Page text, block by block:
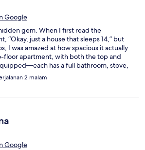
Google
gem. When I first read the
“Okay, just a house that sleeps 14,” but
I was amazed at how spacious it actually
floor apartment, with both the top and
has a full bathroom, stove,
possibly need for a comfortable stay.
attentive and responsive, always
was well maintained and
absolutely stay here again without
my sister accidentally left her
the hosts were kind enough to hold
from our cruise. That level of care
recommended!
2 malam
Google